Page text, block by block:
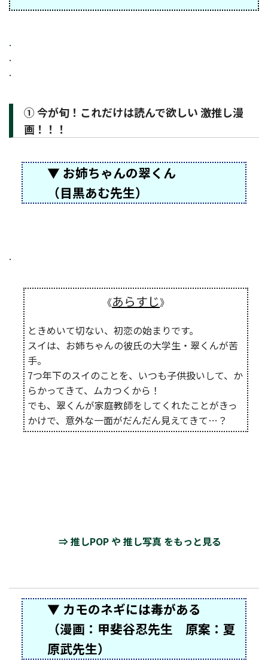
.
.
.
① 今が旬！これだけは読んで欲しい 激推し漫
画！！！
▼ お姉ちゃんの翠くん
（目黒あむ先生）
.
《あらすじ》
ときめいて切ない、初恋の始まりです。
スイは、お姉ちゃんの彼氏の大学生・翠くんが苦
手。
7つ年下のスイのことを、いつも子供扱いして、か
らかってきて、ムカつくから！
でも、翠くんが家庭教師をしてくれたことがきっ
かけで、意外な一面がだんだん見えてきて…？
⇒ 推しPOP や 推し写真 をもっと見る
▼ カモのネギには毒がある
（漫画：甲斐谷忍先生 原案：夏
原武先生）